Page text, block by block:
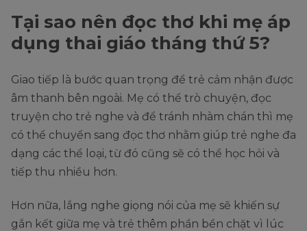
Tại sao nên đọc thơ khi mẹ áp
dụng thai giáo tháng thứ 5?
Giao tiếp là bước quan trọng để trẻ cảm nhận được
âm thanh bên ngoài. Mẹ có thể trò chuyện, đọc
truyện cho trẻ nghe và để tránh nhàm chán thì mẹ
có thể chuyển sang đọc thơ nhằm giúp trẻ nghe đa
dạng các thể loại, từ đó cũng sẽ có thể học hỏi và
tiếp thu nhiều hơn.
Hơn nữa, lắng nghe giọng nói của mẹ sẽ khiến sự
gắn kết giữa mẹ và trẻ thêm phần bền chặt vì lúc